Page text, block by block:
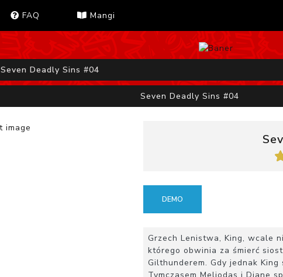
FAQ Mangi
Seven Deadly Sins #04
Seven Deadly Sins #04
DEMO
Grzech Lenistwa, King, wcale
którego obwinia za śmierć
Gilthunderem. Gdy jednak